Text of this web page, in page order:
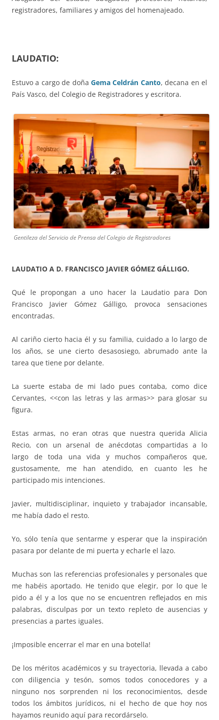
registradores, familiares y amigos del homenajeado.
LAUDATIO:
Estuvo a cargo de doña Gema Celdrán Canto, decana en el
País Vasco, del Colegio de Registradores y escritora.
Gentileza del Servicio de Prensa del Colegio de Registradores
LAUDATIO A D. FRANCISCO JAVIER GÓMEZ GÁLLIGO.
Qué le propongan a uno hacer la Laudatio para Don
Francisco Javier Gómez Gálligo, provoca sensaciones
encontradas.
Al cariño cierto hacia él y su familia, cuidado a lo largo de
los años, se une cierto desasosiego, abrumado ante la
tarea que tiene por delante.
La suerte estaba de mi lado pues contaba, como dice
Cervantes, <<con las letras y las armas>> para glosar su
figura.
Estas armas, no eran otras que nuestra querida Alicia
Recio, con un arsenal de anécdotas compartidas a lo
largo de toda una vida y muchos compañeros que,
gustosamente, me han atendido, en cuanto les he
participado mis intenciones.
Javier, multidisciplinar, inquieto y trabajador incansable,
me había dado el resto.
Yo, sólo tenía que sentarme y esperar que la inspiración
pasara por delante de mi puerta y echarle el lazo.
Muchas son las referencias profesionales y personales que
me habéis aportado. He tenido que elegir, por lo que le
pido a él y a los que no se encuentren reflejados en mis
palabras, disculpas por un texto repleto de ausencias y
presencias a partes iguales.
¡Imposible encerrar el mar en una botella!
De los méritos académicos y su trayectoria, llevada a cabo
con diligencia y tesón, somos todos conocedores y a
ninguno nos sorprenden ni los reconocimientos, desde
todos los ámbitos jurídicos, ni el hecho de que hoy nos
hayamos reunido aquí para recordárselo.